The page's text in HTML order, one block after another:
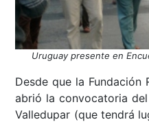
Uruguay presente en
Desde que la Fundación
abrió la convocatoria
Valledupar (que tendrá